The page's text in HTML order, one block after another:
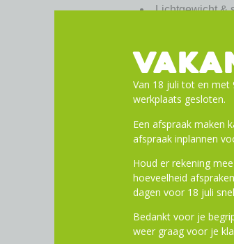
Lichtgewicht &
Afmetingen: 40
Gewicht: 800
Kleur: Mistig
Reflectie: Ja
Fietskrat en cruise
Van 18 juli tot en met
werkplaats gesloten.
Een afspraak maken
afspraak inplannen
Houd er rekening
hoeveelheid
dagen voor 18 juli
Bedankt voor je
weer graag voor je